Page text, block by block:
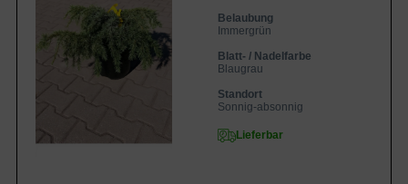
Belaubung
Immergrün
Blatt- / Nadelfarbe
Blaugrau
Standort
Sonnig-absonnig
Lieferbar